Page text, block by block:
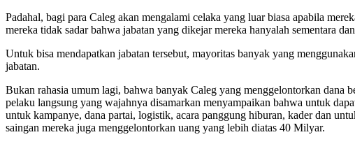
Padahal, bagi para Caleg akan mengalami celaka yang luar biasa apabila
mereka tidak sadar bahwa jabatan yang dikejar mereka hanyalah sementara
Untuk bisa mendapatkan jabatan tersebut, mayoritas banyak yang
jabatan.
Bukan rahasia umum lagi, bahwa banyak Caleg yang menggelontorkan dana
pelaku langsung yang wajahnya disamarkan menyampaikan bahwa untuk
untuk kampanye, dana partai, logistik, acara panggung hiburan, kader dan
saingan mereka juga menggelontorkan uang yang lebih diatas 40 Milyar.